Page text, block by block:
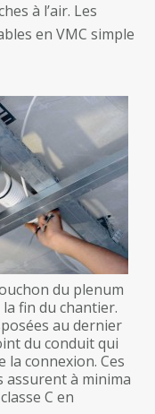
à l’air. Les
en VMC simple
du plenum
fin du chantier.
au dernier
du conduit qui
la connexion. Ces
assurent à minima
C en